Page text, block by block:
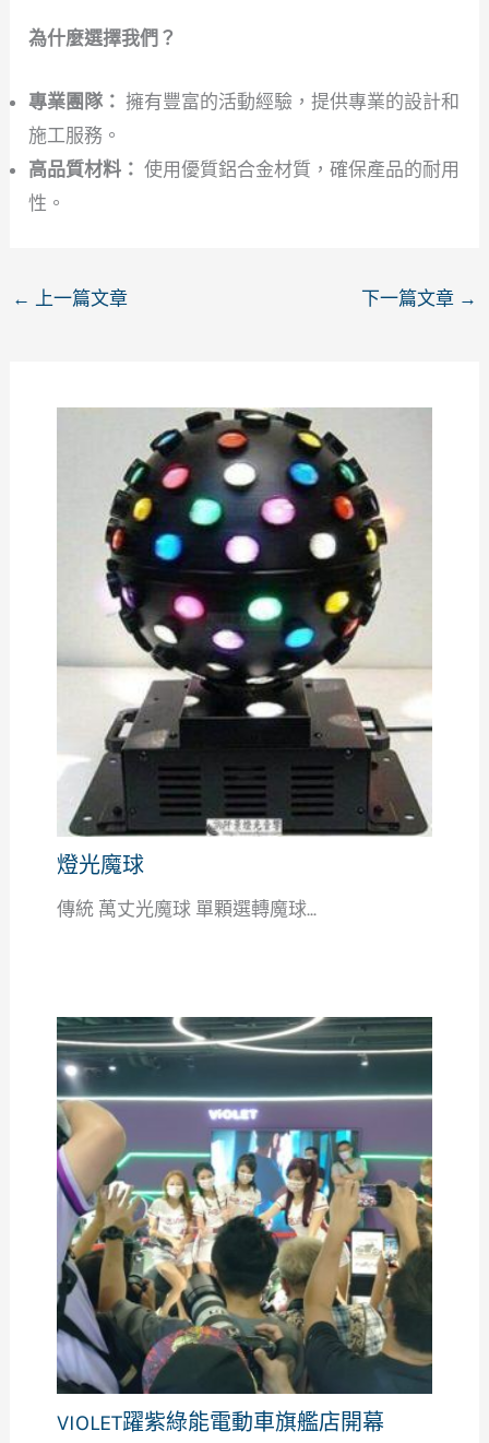
為什麼選擇我們？
專業團隊： 擁有豐富的活動經驗，提供專業的設計和
施工服務。
高品質材料： 使用優質鋁合金材質，確保產品的耐用
性。
← 上一篇文章 下一篇文章 →
燈光魔球
傳統 萬丈光魔球 單顆選轉魔球...
VIOLET躍紫綠能電動車旗艦店開幕